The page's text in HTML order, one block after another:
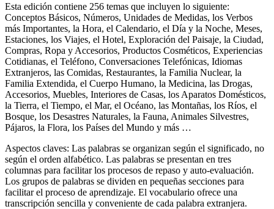
Esta edición contiene 256 temas que incluyen lo siguiente:
Conceptos Básicos, Números, Unidades de Medidas, los Verbos
más Importantes, la Hora, el Calendario, el Día y la Noche, Meses,
Estaciones, los Viajes, el Hotel, Exploración del Paisaje, la Ciudad,
Compras, Ropa y Accesorios, Productos Cosméticos, Experiencias
Cotidianas, el Teléfono, Conversaciones Telefónicas, Idiomas
Extranjeros, las Comidas, Restaurantes, la Familia Nuclear, la
Familia Extendida, el Cuerpo Humano, la Medicina, las Drogas,
Accesorios, Muebles, Interiores de Casas, los Aparatos Domésticos,
la Tierra, el Tiempo, el Mar, el Océano, las Montañas, los Ríos, el
Bosque, los Desastres Naturales, la Fauna, Animales Silvestres,
Pájaros, la Flora, los Países del Mundo y más …
Aspectos claves: Las palabras se organizan según el significado, no
según el orden alfabético. Las palabras se presentan en tres
columnas para facilitar los procesos de repaso y auto-evaluación.
Los grupos de palabras se dividen en pequeñas secciones para
facilitar el proceso de aprendizaje. El vocabulario ofrece una
transcripción sencilla y conveniente de cada palabra extranjera.